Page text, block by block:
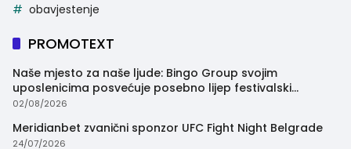
obavjestenje
PROMOTEXT
Naše mjesto za naše ljude: Bingo Group svojim
uposlenicima posvećuje posebno lijep festivalski
trenutak
02/08/2026
Meridianbet zvanični sponzor UFC Fight Night Belgrade
24/07/2026